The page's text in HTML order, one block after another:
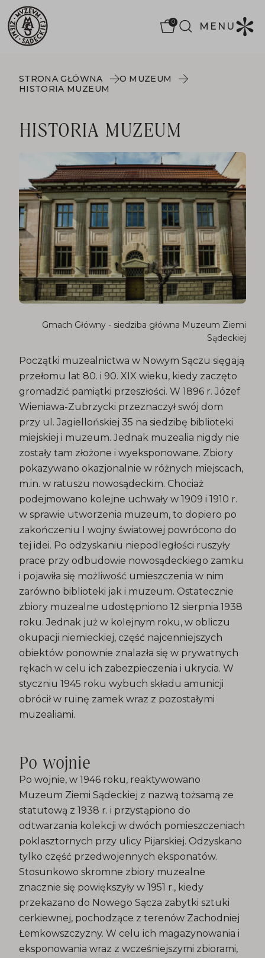
0 MENU
STRONA GŁÓWNA
O MUZEUM
HISTORIA MUZEUM
HISTORIA MUZEUM
Początki muzealnictwa w Nowym Sączu sięgają
przełomu lat 80. i 90. XIX wieku, kiedy zaczęto
gromadzić pamiątki przeszłości. W 1896 r. Józef
Wieniawa-Zubrzycki przeznaczył swój dom
przy ul. Jagiellońskiej 35 na siedzibę biblioteki
miejskiej i muzeum. Jednak muzealia nigdy nie
zostały tam złożone i wyeksponowane. Zbiory
pokazywano okazjonalnie w różnych miejscach,
m.in. w ratuszu nowosądeckim. Chociaż
podejmowano kolejne uchwały w 1909 i 1910 r.
w sprawie utworzenia muzeum, to dopiero po
zakończeniu I wojny światowej powrócono do
tej idei. Po odzyskaniu niepodległości ruszyły
prace przy odbudowie nowosądeckiego zamku
i pojawiła się możliwość umieszczenia w nim
zarówno biblioteki jak i muzeum. Ostatecznie
zbiory muzealne udostępniono 12 sierpnia 1938
roku. Jednak już w kolejnym roku, w obliczu
okupacji niemieckiej, część najcenniejszych
obiektów ponownie znalazła się w prywatnych
rękach w celu ich zabezpieczenia i ukrycia. W
styczniu 1945 roku wybuch składu amunicji
obrócił w ruinę zamek wraz z pozostałymi
muzealiami.
Gmach Główny - siedziba główna Muzeum Ziemi
Sądeckiej
Po wojnie
Po wojnie, w 1946 roku, reaktywowano
Muzeum Ziemi Sądeckiej z nazwą tożsamą ze
statutową z 1938 r. i przystąpiono do
odtwarzania kolekcji w dwóch pomieszczeniach
poklasztornych przy ulicy Pijarskiej. Odzyskano
tylko część przedwojennych eksponatów.
Stosunkowo skromne zbiory muzealne
znacznie się powiększyły w 1951 r., kiedy
przekazano do Nowego Sącza zabytki sztuki
cerkiewnej, pochodzące z terenów Zachodniej
Łemkowszczyzny. W celu ich magazynowania i
eksponowania wraz z wcześniejszymi zbiorami,